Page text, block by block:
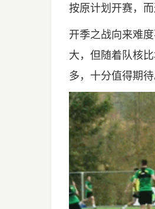
按原计划开赛，
开季之战向来难
大，但随着队核
多，十分值得期待